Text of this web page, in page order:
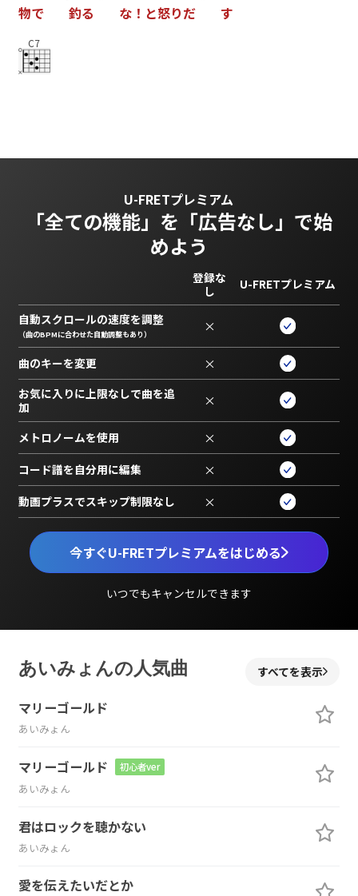
物で 釣る な！ と怒りだ す
C7
U-FRETプレミアム
「全ての機能」を 「広告なし」で始
めよう
今すぐU-FRETプレミアムをはじめる
いつでもキャンセルできます
登録な
し
U-FRETプレミアム
自動スクロールの速度を調整
（曲のBPMに合わせた自動調整もあり） ×
曲のキーを変更 ×
お気に入りに上限なしで曲を追
加
×
メトロノームを使用 ×
コード譜を自分用に編集 ×
動画プラスでスキップ制限なし ×
あいみょんの人気曲 すべてを表示
マリーゴールド
あいみょん
マリーゴールド 初心者ver
あいみょん
君はロックを聴かない
あいみょん
愛を伝えたいだとか